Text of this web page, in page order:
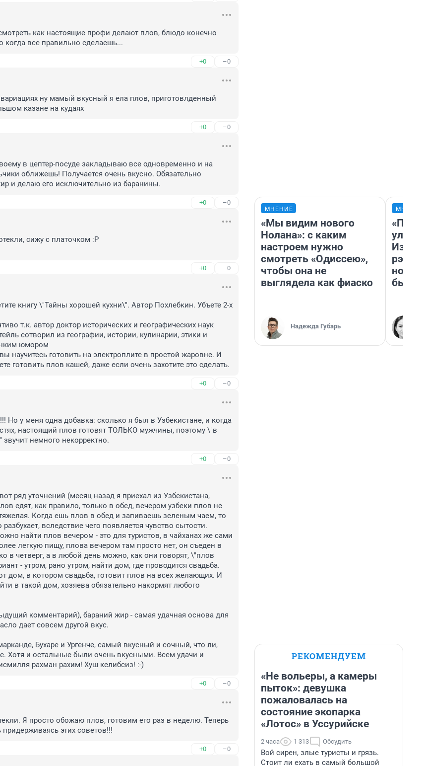
как настоящие профи делают плов, блюдо конечно
когда все правильно сделаешь...
+0 –0
ну мамый вкусный я ела плов, приготовлденный
казане на кудаях
+0 –0
в цептер-посуде закладываю все одновременно и на
оближешь! Получается очень вкусно. Обязательно
и делаю его исключительно из баранины.
+0 –0
сижу с платочком :Р
+0 –0
книгу \"Тайны хорошей кухни\". Автор Похлебкин. Убъете 2-х
т.к. автор доктор исторических и географических наук
сотворил из географии, истории, кулинарии, этики и
юмором
научитесь готовить на электроплите в простой жаровне. И
готовить плов кашей, даже если очень захотите это сделать.
+0 –0
Но у меня одна добавка: сколько я был в Узбекистане, и когда
настоящий плов готовят ТОЛЬКО мужчины, поэтому \"в
немного некорректно.
+0 –0
ряд уточнений (месяц назад я приехал из Узбекистана,
едят, как правило, только в обед, вечером узбеки плов не
Когда ешь плов в обед и запиваешь зеленым чаем, то
вследствие чего появляется чувство сытости.
найти плов вечером - это для туристов, в чайханах же сами
легкую пищу, плова вечером там просто нет, он съеден в
в четверг, а в любой день можно, как они говорят, \"плов
- утром, рано утром, найти дом, где проводится свадьба.
дом, в котором свадьба, готовит плов на всех желающих. И
в такой дом, хозяева обязательно накормят любого
комментарий), бараний жир - самая удачная основа для
дает совсем другой вкус.
Бухаре и Ургенче, самый вкусный и сочный, что ли,
Хотя и остальные были очень вкусными. Всем удачи и
рахман рахим! Хуш келибсиз! :-)
+0 –0
Я просто обожаю плов, готовим его раз в неделю. Теперь
этих советов!!!
+0 –0
МНЕНИЕ
«Мы видим нового
Нолана»: с каким
настроем нужно
смотреть «Одиссею»,
чтобы она не
выглядела как фиаско
Надежда Губарь
было
РЕКОМЕНДУЕМ
«Не вольеры, а камеры
пыток»: девушка
пожаловалась на
состояние экопарка
«Лотос» в Уссурийске
2 часа 1 313 Обсудить
Вой сирен, злые туристы и грязь.
Стоит ли ехать в самый большой